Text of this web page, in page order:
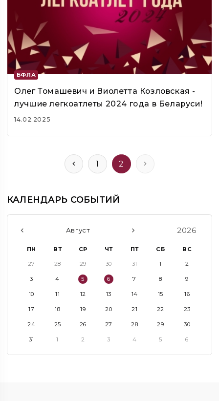
БФЛА
Олег Томашевич и Виолетта Козловская -
лучшие легкоатлеты 2024 года в Беларуси!
14.02.2025
1 2
КАЛЕНДАРЬ СОБЫТИЙ
Август 2026
ПН ВТ СР ЧТ ПТ СБ ВС
27 28 29 30 31 1 2
3 4 5 6 7 8 9
10 11 12 13 14 15 16
17 18 19 20 21 22 23
24 25 26 27 28 29 30
31 1 2 3 4 5 6